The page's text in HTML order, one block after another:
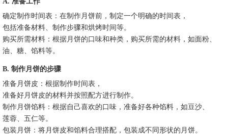
确定制作时间表：在制作月饼前，制定一个明确的时间表，
包括准备材料、制作步骤和烘烤时间等。
购买所需材料：根据月饼的口味和种类，购买所需的材料，如面粉、
油、糖、馅料等。
B. 制作月饼的步骤
准备月饼皮：根据制作时间表，
准备好月饼皮的材料并按照配方进行制作。
制作月饼馅料：根据自己喜欢的口味，准备好各种馅料，如豆沙、
莲蓉、五仁等。
包装月饼：将月饼皮和馅料合理搭配，包装成不同形状的月饼。